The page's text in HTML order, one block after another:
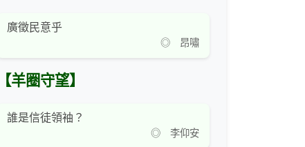
廣徵民意乎
◎ 昂嘯
【羊圈守望】
誰是信徒領袖？
◎ 李仰安